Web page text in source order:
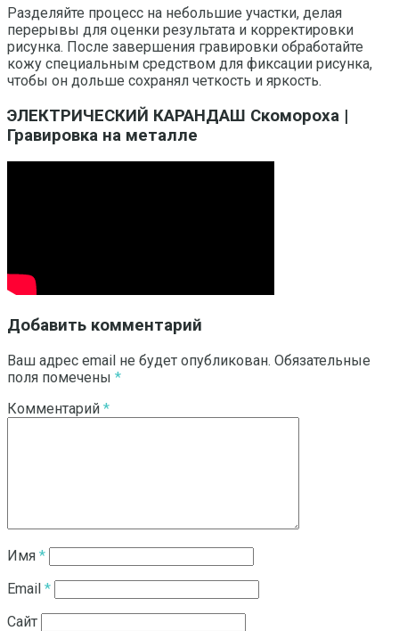
Разделяйте процесс на небольшие участки, делая
перерывы для оценки результата и корректировки
рисунка. После завершения гравировки обработайте
кожу специальным средством для фиксации рисунка,
чтобы он дольше сохранял четкость и яркость.
ЭЛЕКТРИЧЕСКИЙ КАРАНДАШ Скомороха |
Гравировка на металле
Добавить комментарий
Ваш адрес email не будет опубликован. Обязательные
поля помечены *
Комментарий *
Имя *
Email *
Сайт